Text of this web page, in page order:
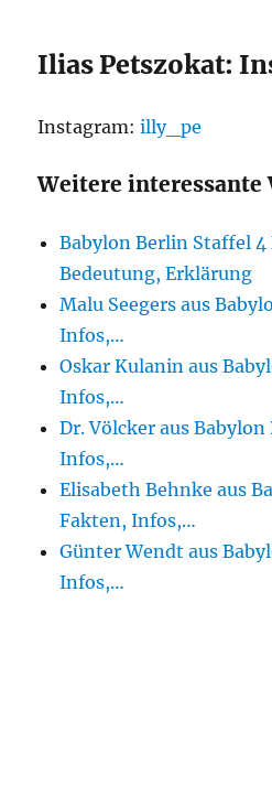
Ilias Petszokat:
Instagram:illy_pe
Weitere interessante
Babylon Berlin Staffel 4
Bedeutung, Erklärung
Malu Seegers aus
Infos,…
Oskar Kulanin aus
Infos,…
Dr. Völcker aus
Infos,…
Elisabeth Behnke aus
Fakten, Infos,…
Günter Wendt aus
Infos,…